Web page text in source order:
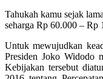
Tahukah kamu sejak
seharga Rp 60.000 – Rp
Untuk mewujudkan
Presiden Joko Widodo
Kebijakan tersebut